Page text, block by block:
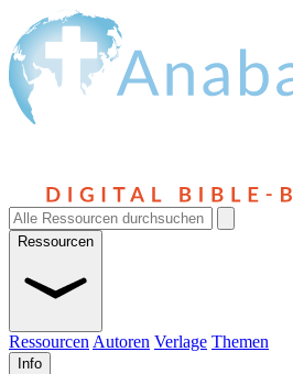
Ressourcen
Ressourcen Autoren Verlage Themen
Info